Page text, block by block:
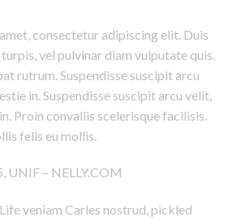
consectetur adipiscing elit. Duis
vel pulvinar diam vulputate quis.
rutrum. Suspendisse suscipit arcu
in. Suspendisse suscipit arcu velit,
Proin convallis scelerisque facilisis.
felis eu mollis.
UNIF – NELLY.COM
veniam Carles nostrud, pickled